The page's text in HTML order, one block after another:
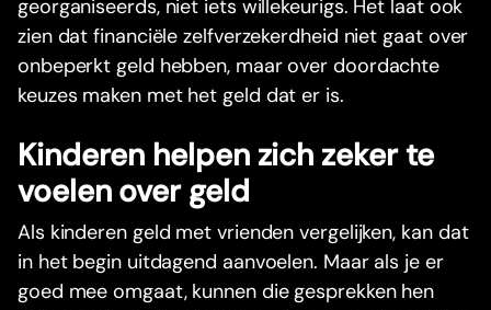
georganiseerds, niet iets willekeurigs. Het laat ook
zien dat financiële zelfverzekerdheid niet gaat over
onbeperkt geld hebben, maar over doordachte
keuzes maken met het geld dat er is.
Kinderen helpen zich zeker te
voelen over geld
Als kinderen geld met vrienden vergelijken, kan dat
in het begin uitdagend aanvoelen. Maar als je er
goed mee omgaat, kunnen die gesprekken hen